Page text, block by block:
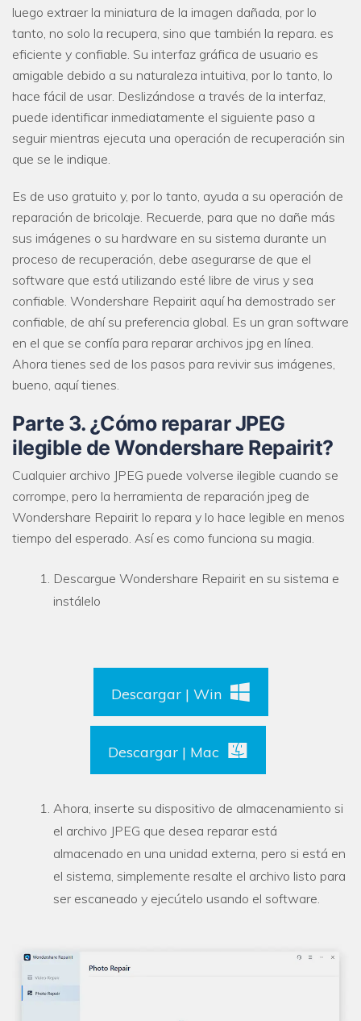
luego extraer la miniatura de la imagen dañada, por lo
tanto, no solo la recupera, sino que también la repara. es
eficiente y confiable. Su interfaz gráfica de usuario es
amigable debido a su naturaleza intuitiva, por lo tanto, lo
hace fácil de usar. Deslizándose a través de la interfaz,
puede identificar inmediatamente el siguiente paso a
seguir mientras ejecuta una operación de recuperación sin
que se le indique.
Es de uso gratuito y, por lo tanto, ayuda a su operación de
reparación de bricolaje. Recuerde, para que no dañe más
sus imágenes o su hardware en su sistema durante un
proceso de recuperación, debe asegurarse de que el
software que está utilizando esté libre de virus y sea
confiable. Wondershare Repairit aquí ha demostrado ser
confiable, de ahí su preferencia global. Es un gran software
en el que se confía para reparar archivos jpg en línea.
Ahora tienes sed de los pasos para revivir sus imágenes,
bueno, aquí tienes.
Parte 3. ¿Cómo reparar JPEG
ilegible de Wondershare Repairit?
Cualquier archivo JPEG puede volverse ilegible cuando se
corrompe, pero la herramienta de reparación jpeg de
Wondershare Repairit lo repara y lo hace legible en menos
tiempo del esperado. Así es como funciona su magia.
Descargue Wondershare Repairit en su sistema e
instálelo
Descargar | Win
Descargar | Mac
Ahora, inserte su dispositivo de almacenamiento si
el archivo JPEG que desea reparar está
almacenado en una unidad externa, pero si está en
el sistema, simplemente resalte el archivo listo para
ser escaneado y ejecútelo usando el software.